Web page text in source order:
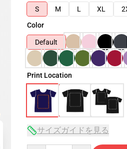
S
M L XL
Color
Default
Print Location
サイズガイドを見る